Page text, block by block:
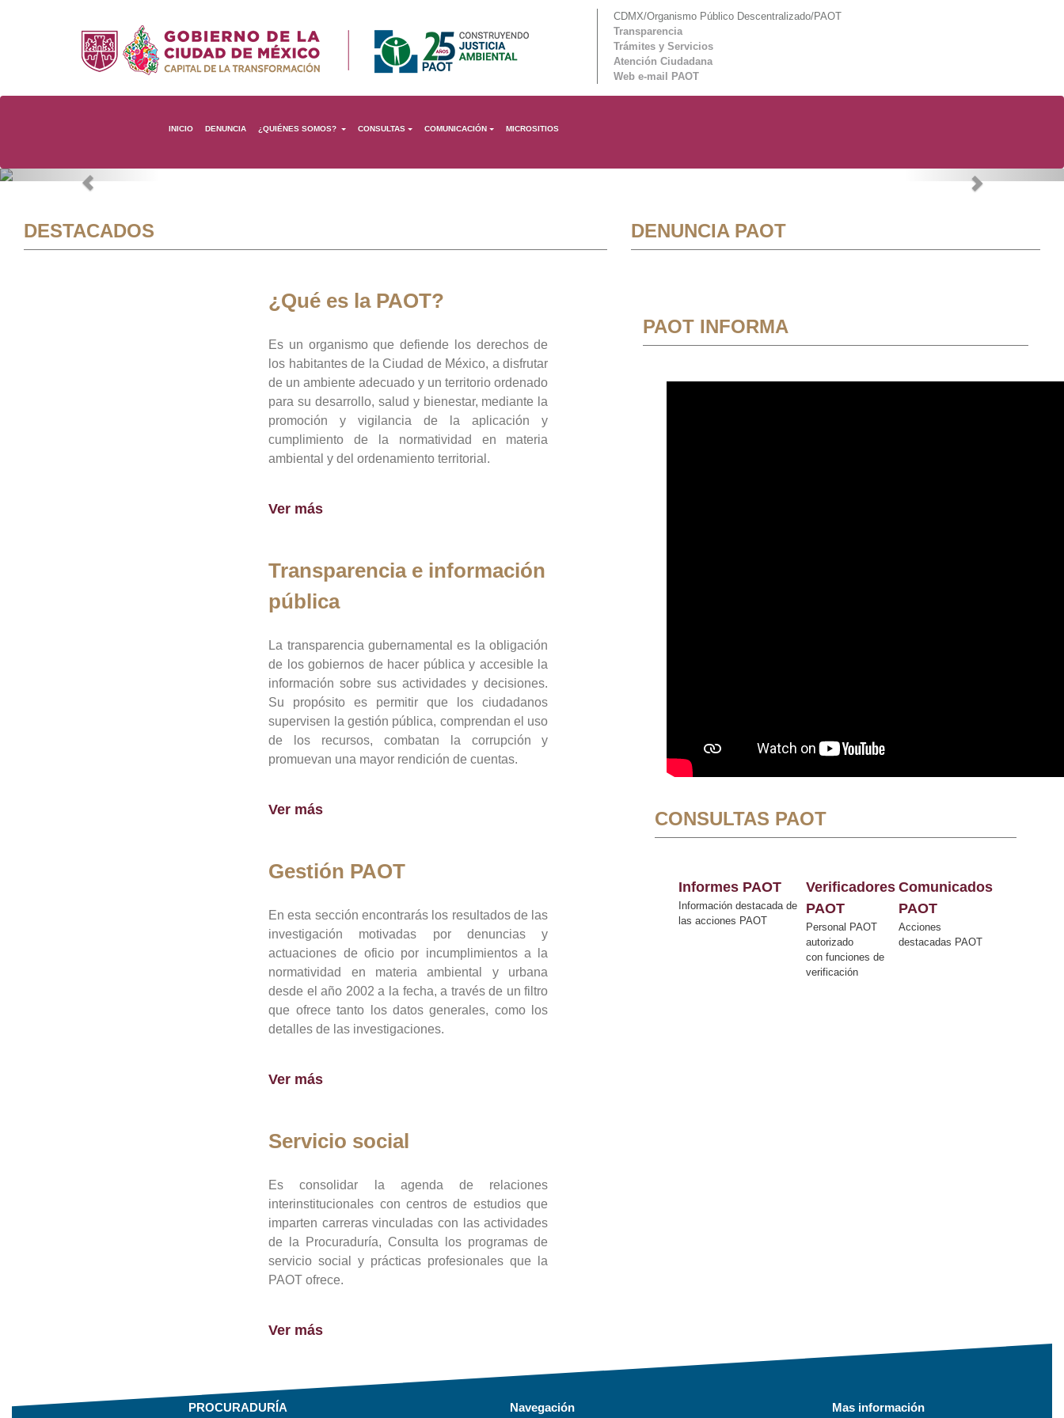
CDMX/Organismo Público Descentralizado/PAOT
Transparencia
Trámites y Servicios
Atención Ciudadana
Web e-mail PAOT
INICIO DENUNCIA ¿QUIÉNES SOMOS? CONSULTAS COMUNICACIÓN MICROSITIOS
Previous Next
DESTACADOS
¿Qué es la PAOT?
Es un organismo que defiende los derechos de
los habitantes de la Ciudad de México, a disfrutar
de un ambiente adecuado y un territorio ordenado
para su desarrollo, salud y bienestar, mediante la
promoción y vigilancia de la aplicación y
cumplimiento de la normatividad en materia
ambiental y del ordenamiento territorial.
Ver más
Transparencia e información
pública
La transparencia gubernamental es la obligación
de los gobiernos de hacer pública y accesible la
información sobre sus actividades y decisiones.
Su propósito es permitir que los ciudadanos
supervisen la gestión pública, comprendan el uso
de los recursos, combatan la corrupción y
promuevan una mayor rendición de cuentas.
Ver más
Gestión PAOT
En esta sección encontrarás los resultados de las
investigación motivadas por denuncias y
actuaciones de oficio por incumplimientos a la
normatividad en materia ambiental y urbana
desde el año 2002 a la fecha, a través de un filtro
que ofrece tanto los datos generales, como los
detalles de las investigaciones.
Ver más
Servicio social
Es consolidar la agenda de relaciones
interinstitucionales con centros de estudios que
imparten carreras vinculadas con las actividades
de la Procuraduría, Consulta los programas de
servicio social y prácticas profesionales que la
PAOT ofrece.
Ver más
DENUNCIA PAOT
PAOT INFORMA
CONSULTAS PAOT
Informes PAOT
Información destacada de
las acciones PAOT
Verificadores
PAOT
Personal PAOT
autorizado
con funciones de
verificación
Comunicados
PAOT
Acciones
destacadas PAOT
PROCURADURÍA Navegación Mas información